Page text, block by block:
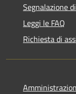
Segnalazione
Leggi le FAQ
Richiesta di